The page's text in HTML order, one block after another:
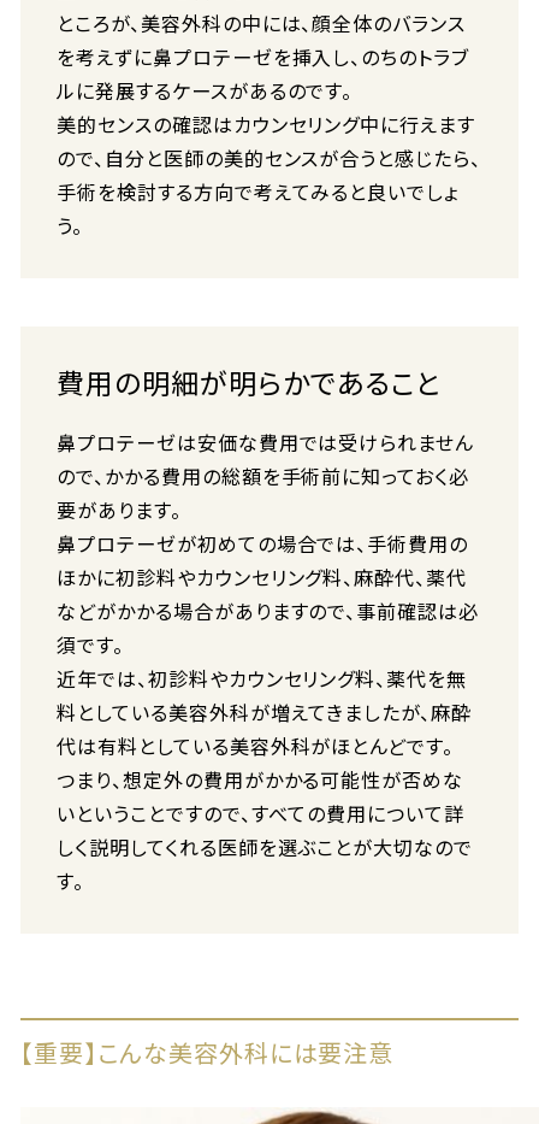
ところが、美容外科の中には、顔全体のバランス
を考えずに鼻プロテーゼを挿入し、のちのトラブ
ルに発展するケースがあるのです。
美的センスの確認はカウンセリング中に行えます
ので、自分と医師の美的センスが合うと感じたら、
手術を検討する方向で考えてみると良いでしょ
う。
費用の明細が明らかであること
鼻プロテーゼは安価な費用では受けられません
ので、かかる費用の総額を手術前に知っておく必
要があります。
鼻プロテーゼが初めての場合では、手術費用の
ほかに初診料やカウンセリング料、麻酔代、薬代
などがかかる場合がありますので、事前確認は必
須です。
近年では、初診料やカウンセリング料、薬代を無
料としている美容外科が増えてきましたが、麻酔
代は有料としている美容外科がほとんどです。
つまり、想定外の費用がかかる可能性が否めな
いということですので、すべての費用について詳
しく説明してくれる医師を選ぶことが大切なので
す。
【重要】こんな美容外科には要注意